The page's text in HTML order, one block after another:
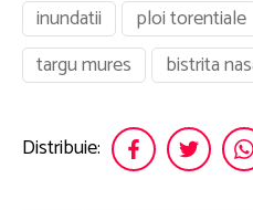
inundatii
ploi torentiale
targu mures
bistrita
Distribuie: